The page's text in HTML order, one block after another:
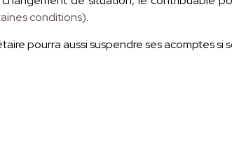
conditions).
pourra aussi suspendre ses acomptes si